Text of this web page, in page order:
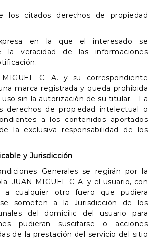
los citados derechos de propiedad
en la que el interesado se
la veracidad de las informaciones
C. A. y su correspondiente
marca registrada y queda prohibida
uso sin la autorización de su titular. La
derechos de propiedad intelectual o
a los contenidos aportados
la exclusiva responsabilidad de los
y Jurisdicción
Generales se regirán por la
JUAN MIGUEL C. A. y el usuario, con
a cualquier otro fuero que pudiera
se someten a la Jurisdicción de los
del domicilio del usuario para
pudieran suscitarse o acciones
de la prestación del servicio del sitio